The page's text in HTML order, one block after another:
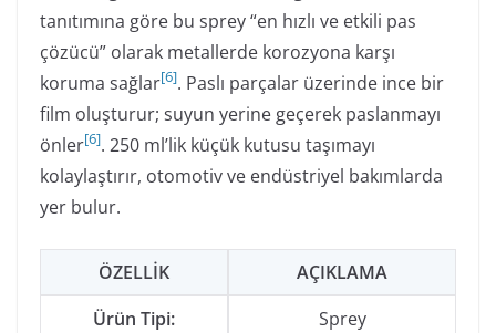
tanıtımına göre bu sprey “en hızlı ve etkili pas
çözücü” olarak metallerde korozyona karşı
koruma sağlar[6]. Paslı parçalar üzerinde ince bir
film oluşturur; suyun yerine geçerek paslanmayı
önler[6]. 250 ml’lik küçük kutusu taşımayı
kolaylaştırır, otomotiv ve endüstriyel bakımlarda
yer bulur.
ÖZELLIK
AÇIKLAMA
Ürün Tipi:
Sprey